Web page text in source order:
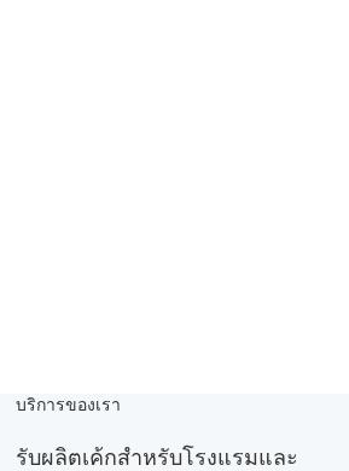
บริการของเรา
รับผลิตเค้กสำหรับโรงแรมและ